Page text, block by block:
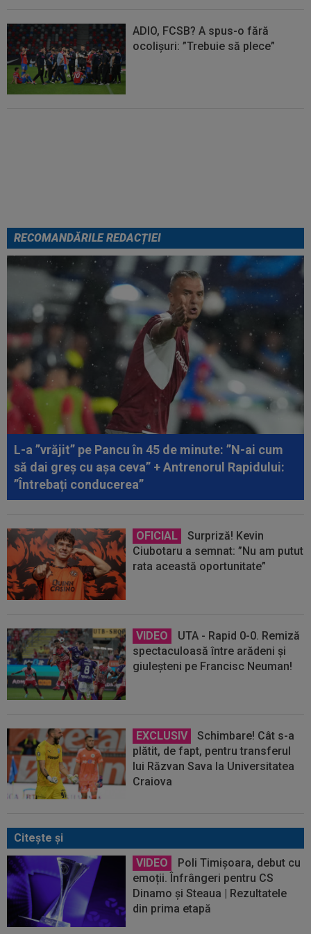
ADIO, FCSB? A spus-o fără
ocolișuri: ”Trebuie să plece”
RECOMANDĂRILE REDACȚIEI
L-a ”vrăjit” pe Pancu în 45 de minute: ”N-ai cum
să dai greș cu așa ceva” + Antrenorul Rapidului:
”Întrebați conducerea”
OFICIAL
Surpriză! Kevin
Ciubotaru a semnat: ”Nu am putut
rata această oportunitate”
VIDEO
UTA - Rapid 0-0. Remiză
spectaculoasă între arădeni și
giuleșteni pe Francisc Neuman!
EXCLUSIV
Schimbare! Cât s-a
plătit, de fapt, pentru transferul
lui Răzvan Sava la Universitatea
Craiova
Citeşte şi
VIDEO
Poli Timișoara, debut cu
emoții. Înfrângeri pentru CS
Dinamo și Steaua | Rezultatele
din prima etapă